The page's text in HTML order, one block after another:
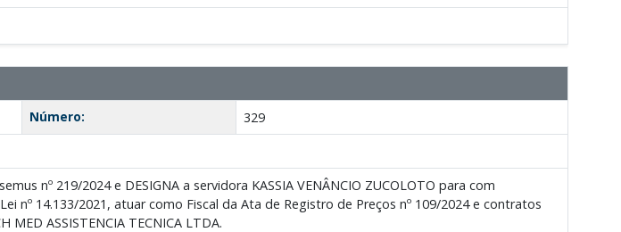
Número:
329
nº 219/2024 e DESIGNA a servidora KASSIA VENÂNCIO ZUCOLOTO para com
nº 14.133/2021, atuar como Fiscal da Ata de Registro de Preços nº 109/2024 e contratos
ASSISTENCIA TECNICA LTDA.